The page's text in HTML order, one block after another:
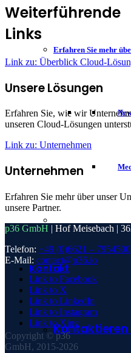
Erfahren Sie mehr
Kontakt
Kontaktieren
Weiterführende
Links
Link zu: Überblick Cloud-
Unsere Lösungen
Erfahren Sie, wie wir
unseren Cloud-Lösungen
Link zu: Unternehmen
Unternehmen
Erfahren Sie mehr über unser
unsere Partner.
p36 GmbH | Hof Meisebach |
Telefon: +49 (0)6621 – 7954500
E-Mail: contact@p36.io
Link to Facebook
Link to X
Link to LinkedIn
Link to Instagram
Link to Xing
Copyright © p36
GmbH, 2015-2026